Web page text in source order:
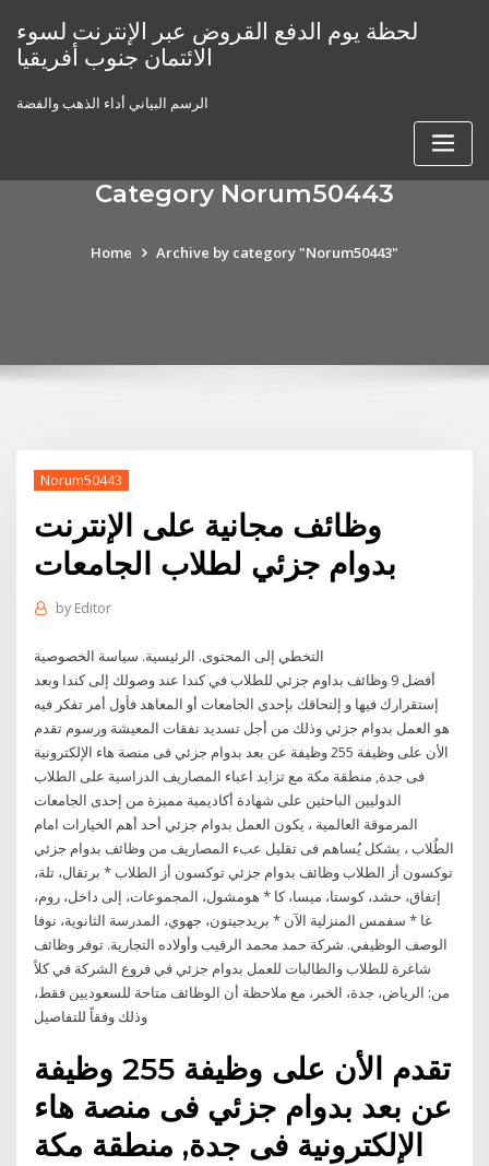
content
لحظة يوم الدفع القروض عبر الإنترنت لسوء
الائتمان جنوب أفريقيا
الرسم البياني أداء الذهب والفضة
Category Norum50443
Home Archive by category "Norum50443"
Norum50443
وظائف مجانية على الإنترنت
بدوام جزئي لطلاب الجامعات
by Editor
التخطي إلى المحتوى. الرئيسية. سياسة الخصوصية
أفضل 9 وظائف بداوم جزئي للطلاب في كندا عند وصولك إلى كندا وبعد
إستقرارك فيها و إلتحاقك بإحدى الجامعات أو المعاهد فأول أمر تفكر فيه
هو العمل بدوام جزئي وذلك من أجل تسديد نفقات المعيشة ورسوم تقدم
الأن على وظيفة 255 وظيفة عن بعد بدوام جزئي فى منصة هاء الإلكترونية
فى جدة, منطقة مكة مع تزايد اعباء المصاريف الدراسية على الطلاب
الدوليين الباحثين على شهادة أكاديمية مميزة من إحدى الجامعات
المرموقة العالمية ، يكون العمل بدوام جزئي أحد أهم الخيارات امام
الطُلاب ، بشكل يُساهم فى تقليل عبء المصاريف من وظائف بدوام جزئي
توكسون أز الطلاب وظائف بدوام جزئي توكسون أز الطلاب * برتقال، تلة،
إتفاق، حشد، كوستا، ميسا، كا * هومشول، المجموعات، إلى داخل، روم،
غا * سفمس المنزلية الآن * بريدجيتون، جهوي، المدرسة الثانوية، نوفا
الوصف الوظيفي. شركة حمد محمد الرقيب وأولاده التجارية. توفر وظائف
شاغرة للطلاب والطالبات للعمل بدوام جزئي في فروع الشركة في كلاً
من: الرياض، جدة، الخبر، مع ملاحظة أن الوظائف متاحة للسعوديين فقط،
وذلك وفقاً للتفاصيل
تقدم الأن على وظيفة 255 وظيفة
عن بعد بدوام جزئي فى منصة هاء
الإلكترونية فى جدة, منطقة مكة